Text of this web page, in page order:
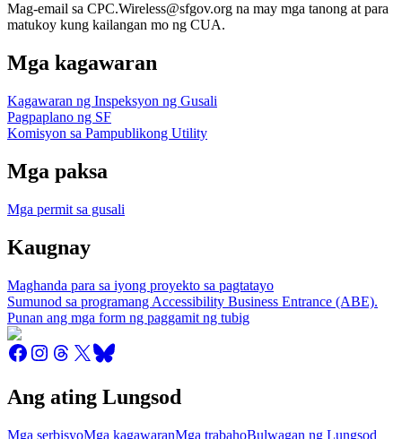
Mag-email sa CPC.Wireless@sfgov.org na may mga tanong at para
matukoy kung kailangan mo ng CUA.
Mga kagawaran
Kagawaran ng Inspeksyon ng Gusali
Pagpaplano ng SF
Komisyon sa Pampublikong Utility
Mga paksa
Mga permit sa gusali
Kaugnay
Maghanda para sa iyong proyekto sa pagtatayo
Sumunod sa programang Accessibility Business Entrance (ABE).
Punan ang mga form ng paggamit ng tubig
Ang ating Lungsod
Mga serbisyoMga kagawaranMga trabahoBulwagan ng Lungsod